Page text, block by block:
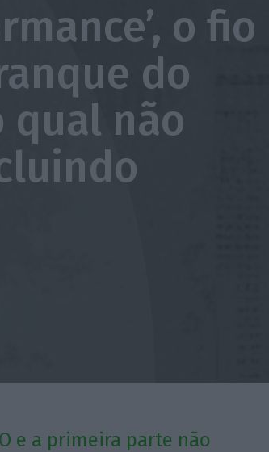
o fio
do
qual não
e a primeira parte não